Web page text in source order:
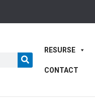
RESURSE
CONTACT